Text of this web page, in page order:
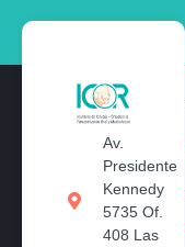
Av.
Presidente
Kennedy
5735 Of.
408 Las